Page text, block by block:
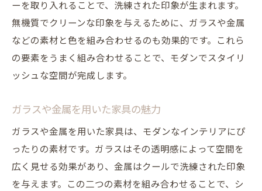
ーを取り入れることで、洗練された印象が生まれます。
無機質でクリーンな印象を与えるために、ガラスや金属
などの素材と色を組み合わせるのも効果的です。これら
の要素をうまく組み合わせることで、モダンでスタイリ
ッシュな空間が完成します。
ガラスや金属を用いた家具の魅力
ガラスや金属を用いた家具は、モダンなインテリアにぴ
ったりの素材です。ガラスはその透明感によって空間を
広く見せる効果があり、金属はクールで洗練された印象
を与えます。この二つの素材を組み合わせることで、シ